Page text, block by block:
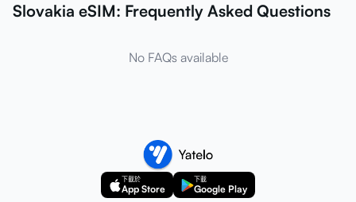
Slovakia eSIM: Frequently Asked Questions
No FAQs available
下載於
App Store
下載
Google Play